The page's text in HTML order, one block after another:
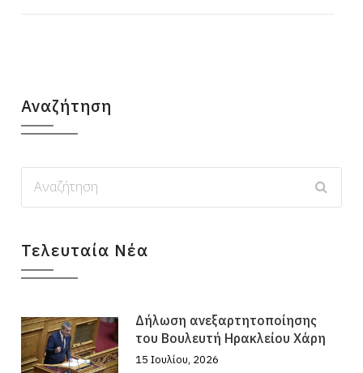
Αναζήτηση
Τελευταία Νέα
Δήλωση ανεξαρτητοποίησης
του Βουλευτή Ηρακλείου Χάρη
15 Ιουλίου, 2026